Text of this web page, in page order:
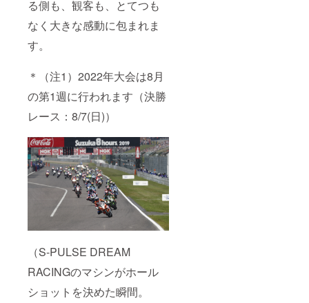
る側も、観客も、とてつも
なく大きな感動に包まれま
す。
＊（注1）2022年大会は8月
の第1週に行われます（決勝
レース：8/7(日)）
（S-PULSE DREAM
RACINGのマシンがホール
ショットを決めた瞬間。